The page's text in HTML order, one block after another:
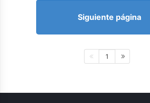
Siguiente página
1